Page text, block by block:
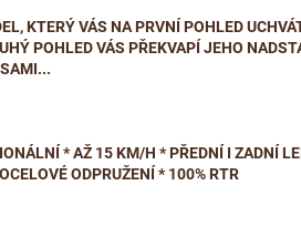
KTERÝ VÁS NA PRVNÍ POHLED
POHLED VÁS PŘEKVAPÍ JEHO
* AŽ 15 KM/H * PŘEDNÍ I ZADNÍ
ODPRUŽENÍ * 100% RTR